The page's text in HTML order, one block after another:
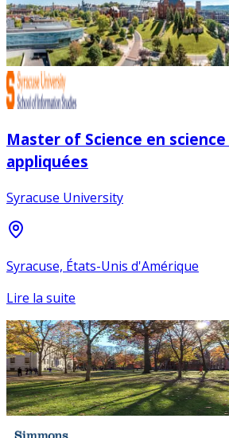
Master of Science en
appliquées
Syracuse University
Syracuse, États-Unis d'Amérique
Lire la suite